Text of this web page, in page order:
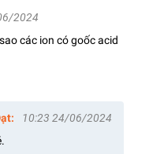
2024
các ion có goốc acid
:
10:23 24/06/2024